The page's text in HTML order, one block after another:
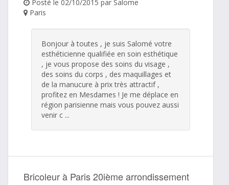
Posté le 02/10/2015 par Salome
Paris
Bonjour à toutes , je suis Salomé votre
esthéticienne qualifiée en soin esthétique
, je vous propose des soins du visage ,
des soins du corps , des maquillages et
de la manucure à prix très attractif ,
profitez en Mesdames ! Je me déplace en
région parisienne mais vous pouvez aussi
venir c ...
Bricoleur à Paris 20ième arrondissement